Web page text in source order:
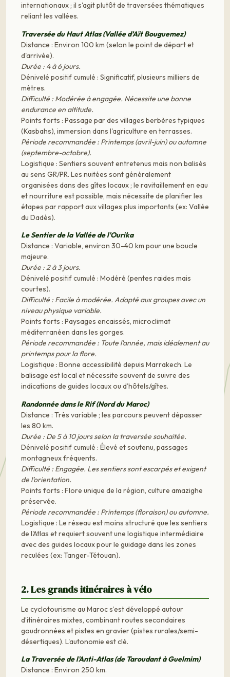
internationaux ; il s'agit plutôt de traversées thématiques
reliant les vallées.
Traversée du Haut Atlas (Vallée d’Aït Bouguemez)
Distance : Environ 100 km (selon le point de départ et
d'arrivée).
Durée : 4 à 6 jours.
Dénivelé positif cumulé : Significatif, plusieurs milliers de
mètres.
Difficulté : Modérée à engagée. Nécessite une bonne
endurance en altitude.
Points forts : Passage par des villages berbères typiques
(Kasbahs), immersion dans l'agriculture en terrasses.
Période recommandée : Printemps (avril-juin) ou automne
(septembre-octobre).
Logistique : Sentiers souvent entretenus mais non balisés
au sens GR/PR. Les nuitées sont généralement
organisées dans des gîtes locaux ; le ravitaillement en eau
et nourriture est possible, mais nécessite de planifier les
étapes par rapport aux villages plus importants (ex: Vallée
du Dadès).
Le Sentier de la Vallée de l'Ourika
Distance : Variable, environ 30-40 km pour une boucle
majeure.
Durée : 2 à 3 jours.
Dénivelé positif cumulé : Modéré (pentes raides mais
courtes).
Difficulté : Facile à modérée. Adapté aux groupes avec un
niveau physique variable.
Points forts : Paysages encaissés, microclimat
méditerranéen dans les gorges.
Période recommandée : Toute l'année, mais idéalement au
printemps pour la flore.
Logistique : Bonne accessibilité depuis Marrakech. Le
balisage est local et nécessite souvent de suivre des
indications de guides locaux ou d’hôtels/gîtes.
Randonnée dans le Rif (Nord du Maroc)
Distance : Très variable ; les parcours peuvent dépasser
les 80 km.
Durée : De 5 à 10 jours selon la traversée souhaitée.
Dénivelé positif cumulé : Élevé et soutenu, passages
montagneux fréquents.
Difficulté : Engagée. Les sentiers sont escarpés et exigent
de l’orientation.
Points forts : Flore unique de la région, culture amazighe
préservée.
Période recommandée : Printemps (floraison) ou automne.
Logistique : Le réseau est moins structuré que les sentiers
de l'Atlas et requiert souvent une logistique intermédiaire
avec des guides locaux pour le guidage dans les zones
reculées (ex: Tanger-Tétouan).
2. Les grands itinéraires à vélo
Le cyclotourisme au Maroc s’est développé autour
d’itinéraires mixtes, combinant routes secondaires
goudronnées et pistes en gravier (pistes rurales/semi-
désertiques). L'autonomie est clé.
La Traversée de l'Anti-Atlas (de Taroudant à Guelmim)
Distance : Environ 250 km.